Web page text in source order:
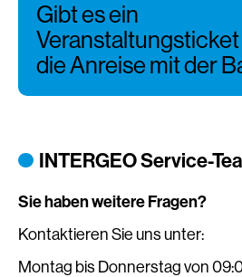
Gibt es ein
die Anreise mit der
INTERGEO Service-
Sie haben weitere Fragen?
Kontaktieren Sie uns unter:
Montag bis Donnerstag von